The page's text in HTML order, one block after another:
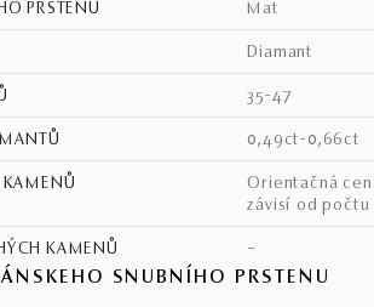
PRSTENU mat
Diamant
35-47
0,49ct-0,66ct
KAMENŮ
Orientačná cena - cena
závisí od počtu
KAMENŮ –
SNUBNÍHO PRSTENU